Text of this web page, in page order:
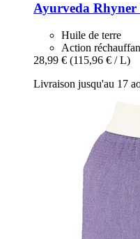
Ayurveda Rhyner
Huile de terre
Action
28,99 € (115,96 € / L)
Livraison jusqu'au 17